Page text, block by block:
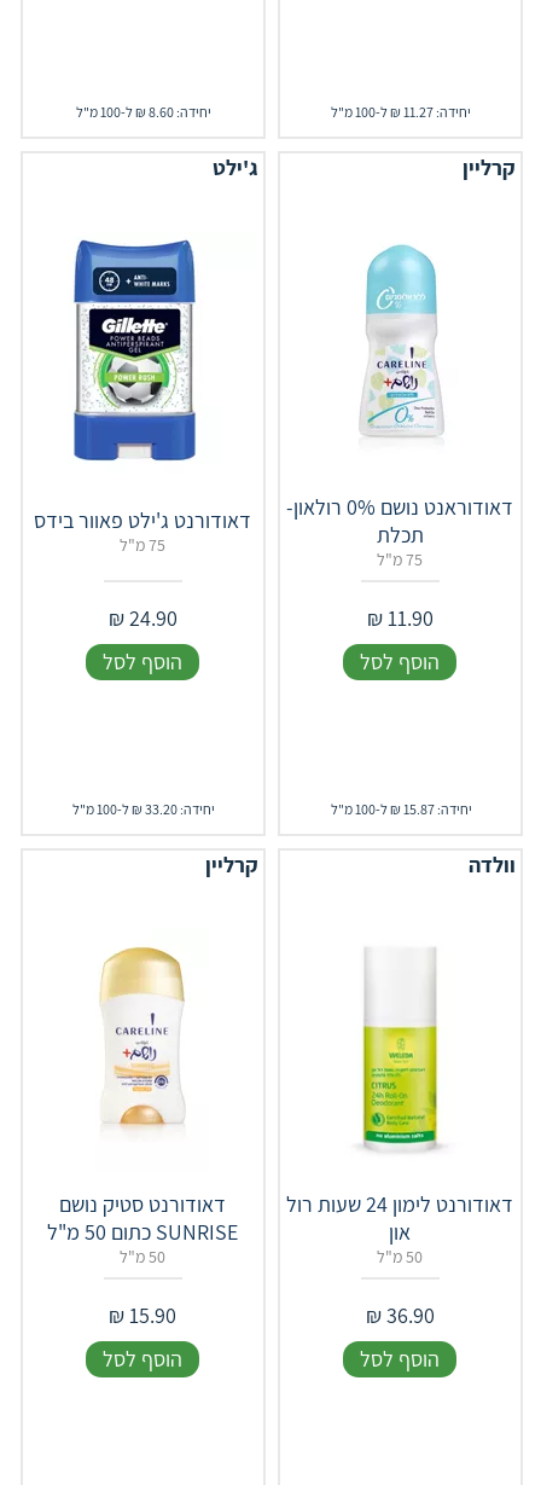
יחידה: 11.27 ₪ ל-100 מ"ל יחידה: 8.60 ₪ ל-100 מ"ל
קרליין
דאודוראנט נושם 0% רולאון-
תכלת
75 מ"ל
11.90
₪
הוסף לסל
יחידה: 15.87 ₪ ל-100 מ"ל
ג'ילט
דאודורנט ג'ילט פאוור בידס
75 מ"ל
24.90
₪
הוסף לסל
יחידה: 33.20 ₪ ל-100 מ"ל
וולדה
דאודורנט לימון 24 שעות רול
און
50 מ"ל
36.90
₪
הוסף לסל
קרליין
דאודורנט סטיק נושם
SUNRISE כתום 50 מ"ל
50 מ"ל
15.90
₪
הוסף לסל